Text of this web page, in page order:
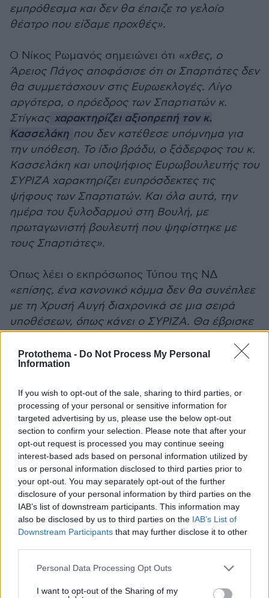
Protothema - Do Not Process My Personal
Information
If you wish to opt-out of the sale, sharing to third parties, or
processing of your personal or sensitive information for
targeted advertising by us, please use the below opt-out
section to confirm your selection. Please note that after your
opt-out request is processed you may continue seeing
interest-based ads based on personal information utilized by
us or personal information disclosed to third parties prior to
your opt-out. You may separately opt-out of the further
disclosure of your personal information by third parties on the
IAB’s list of downstream participants. This information may
also be disclosed by us to third parties on the IAB’s List of
Downstream Participants that may further disclose it to other
Please note that this website/app uses one or more Google
not limited to your visit or usage behaviour. You may click to
Personal Data Processing Opt Outs
I want to opt-out of the Sharing of my
εμπρόθεσμα και δεν θα έπαιζε το γελοίο
θέατρο που είδαμε προχθές».
Ο Νίκος Ρωμανός σημειώνει ότι «χθες, ο
Άρειος Πάγος αποφάσισε ότι οι Σπαρτιάτες δεν
θα συμμετάσχουν στις Ευρωεκλογές. Λίγο
αργότερα, ο πρόεδρος των Σπαρτιατών κ.
Στίγκας χαρακτηρίζει αξιοπρεπή τον κ.
Κασσελάκη που δεν κατέθεσε υπόμνημα για
την υπόθεση. Το ίδιο βράδυ, ο ξάδερφος του κ.
Κασσελάκη και υποψήφιος Ευρωβουλευτής του
ΣΥΡΙΖΑ χαρακτηρίζει ευπρόσδεκτες τις
ψήφους των Σπαρτιατών. Και όλα αυτά, την
ημέρα του ξυλοδαρμού στη Βουλή, με
πρωταγωνιστή βουλευτή που ψηφίστηκε με
τους Σπαρτιάτες».
Όπως λέει ο εκπρόσωπος Τύπου της ΝΔ
«επίσης, ένα κανονικό κόμμα δεν θα συνέπλεε
με τη Χρυσή Αυγή διαχρονικά σε μια σειρά
υποθέσεων, όπως κάνει ο ΣΥΡΙΖΑ. Θα έβρισκε
νόμους μαζί τους, με τον τότε πρόεδρο της
Βουλής κ. Νίκο Φίλη να λέει ότι «δεν υπάρχουν
συνδιαδήλωναν στις εποχές της πάνω και της
κάτω πλατείας, όταν μαζί έριξαν την
Κυβέρνηση Σαμαρά-Βενιζέλου».
«Δυστυχώς, για μια ακόμη φορά αποδεικνύεται
ότι όσο κι αν αλλάζει η βιτρίνα, ο ΣΥΡΙΖΑ δεν
αλλάζει!», καταλήγει ο Νίκος Ρωμανός.
ΣΥΡΙΖΑ: Προκλητικό να μας κουνάει το
Σε ανακοίνωσή του το μεσημέρι της Πέμπτης ο
ΣΥΡΙΖΑ επιτίθεται στη ΝΔ αναφέροντας ότι